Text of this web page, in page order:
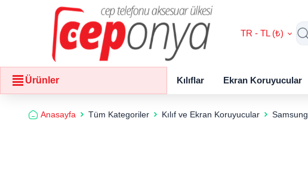
TR - TL (₺)
Ürünler Kılıflar Ekran Koruyucular
Anasayfa Tüm Kategoriler Kılıf ve Ekran Koruyucular Samsung